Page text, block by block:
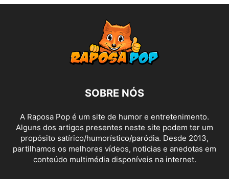
SOBRE NÓS
A Raposa Pop é um site de humor e entretenimento.
Alguns dos artigos presentes neste site podem ter um
propósito satírico/humorístico/paródia. Desde 2013,
partilhamos os melhores vídeos, noticias e anedotas em
conteúdo multimédia disponíveis na internet.